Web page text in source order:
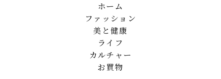
ホーム
ファッション
美と健康
ライフ
カルチャー
お買物